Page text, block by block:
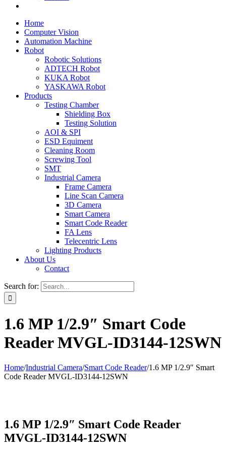
Home
Computer Vision
Automation Machine
Robot
Robotic Solutions
ADTECH Robot
KUKA Robot
YASKAWA Robot
Products
Testing Chamber
Shielding Box
Testing Solution
AOI & SPI
ESD Equiment
Cleaning Room
Screwing Tool
SMT
Industrial Camera
Frame Camera
Line Scan Camera
3D Camera
Smart Camera
Smart Code Reader
FA Lens
Telecentric Lens
Lighting Products
About Us
Contact
Search for:
1.6 MP 1/2.9″ Smart Code
Reader MVGL-ID3144-12SWN
Home/Industrial Camera/Smart Code Reader/1.6 MP 1/2.9″ Smart
Code Reader MVGL-ID3144-12SWN
1.6 MP 1/2.9″ Smart Code Reader
MVGL-ID3144-12SWN